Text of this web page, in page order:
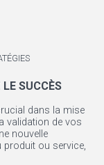
SUCCÈS
dans la mise
validation de vos
nouvelle
ou service,